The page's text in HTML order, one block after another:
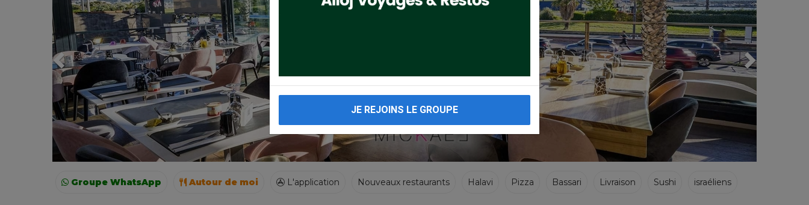
Groupe WhatsApp Autour de moi L'application Nouveaux restaurants Halavi Pizza Bassari Livraison Sushi israéliens
JE REJOINS LE GROUPE